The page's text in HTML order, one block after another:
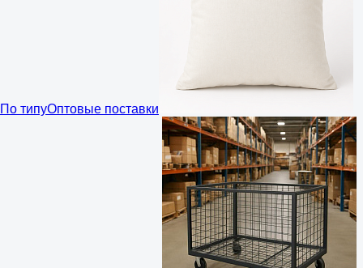
По типуОптовые поставки